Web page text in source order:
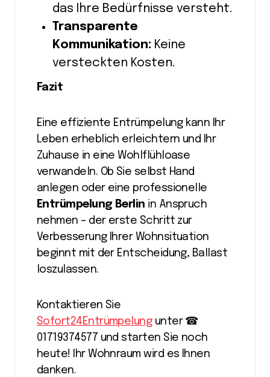
das Ihre Bedürfnisse versteht.
Transparente
Kommunikation: Keine
versteckten Kosten.
Fazit
Eine effiziente Entrümpelung kann Ihr
Leben erheblich erleichtern und Ihr
Zuhause in eine Wohlflühloase
verwandeln. Ob Sie selbst Hand
anlegen oder eine professionelle
Entrümpelung Berlin in Anspruch
nehmen – der erste Schritt zur
Verbesserung Ihrer Wohnsituation
beginnt mit der Entscheidung, Ballast
loszulassen.
Kontaktieren Sie
Sofort24Entrümpelungunter ☎︎
01719374577 und starten Sie noch
heute! Ihr Wohnraum wird es Ihnen
danken.